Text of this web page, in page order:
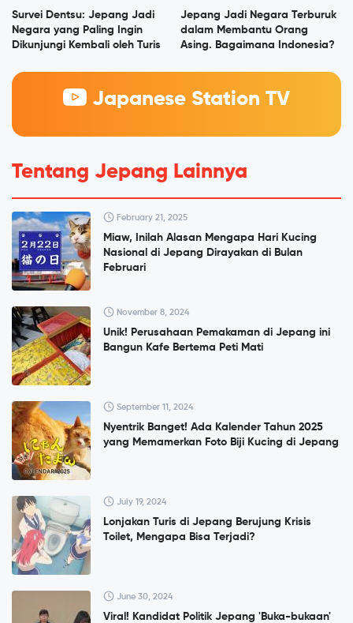
Survei Dentsu: Jepang Jadi
Negara yang Paling Ingin
Dikunjungi Kembali oleh Turis
Jepang Jadi Negara Terburuk
dalam Membantu Orang
Asing. Bagaimana Indonesia?
Japanese Station TV
Tentang Jepang Lainnya
February 21, 2025
Miaw, Inilah Alasan Mengapa Hari Kucing
Nasional di Jepang Dirayakan di Bulan
Februari
November 8, 2024
Unik! Perusahaan Pemakaman di Jepang ini
Bangun Kafe Bertema Peti Mati
September 11, 2024
Nyentrik Banget! Ada Kalender Tahun 2025
yang Memamerkan Foto Biji Kucing di Jepang
July 19, 2024
Lonjakan Turis di Jepang Berujung Krisis
Toilet, Mengapa Bisa Terjadi?
June 30, 2024
Viral! Kandidat Politik Jepang 'Buka-bukaan'